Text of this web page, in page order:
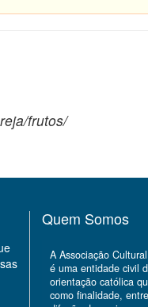
frutos/
Quem Somos
A Associação
é uma entidade civil
orientação católica
como finalidade,